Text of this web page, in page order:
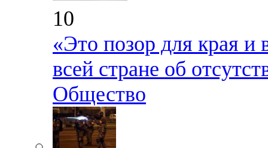
10
«Это позор для края и
всей стране об
Общество